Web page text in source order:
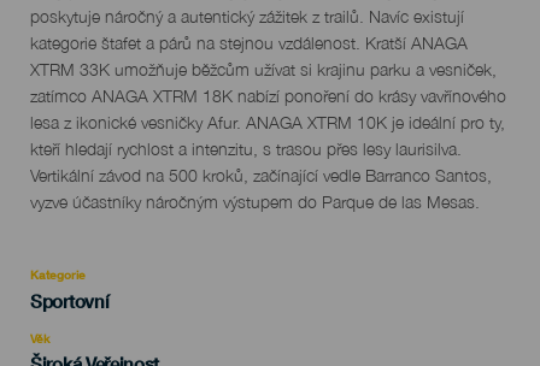
poskytuje náročný a autentický zážitek z trailů. Navíc existují
kategorie štafet a párů na stejnou vzdálenost. Kratší ANAGA
XTRM 33K umožňuje běžcům užívat si krajinu parku a vesniček,
zatímco ANAGA XTRM 18K nabízí ponoření do krásy vavřínového
lesa z ikonické vesničky Afur. ANAGA XTRM 10K je ideální pro ty,
kteří hledají rychlost a intenzitu, s trasou přes lesy laurisilva.
Vertikální závod na 500 kroků, začínající vedle Barranco Santos,
vyzve účastníky náročným výstupem do Parque de las Mesas.
Kategorie
Categoría
del
evento
Sportovní
Věk